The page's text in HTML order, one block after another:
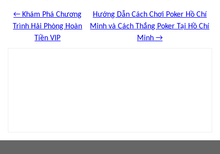
← Khám Phá Chương
Trình Hải Phòng Hoàn
Tiền VIP
Hướng Dẫn Cách Chơi Poker Hồ Chí
Minh và Cách Thắng Poker Tại Hồ Chí
Minh →